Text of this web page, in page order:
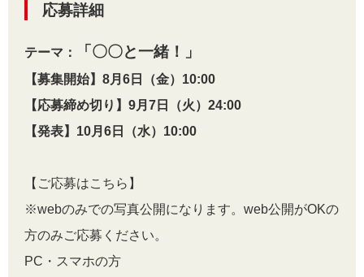
応募詳細
テーマ： 「〇〇と一緒！」
【募集開始】8月6日（金）10:00
【応募締め切り】9月7日（火）24:00
【発表】10月6日（水）10:00
【ご応募はこちら】
※webのみでの写真公開になります。web公開がOKの
方のみご応募ください。
PC・スマホの方